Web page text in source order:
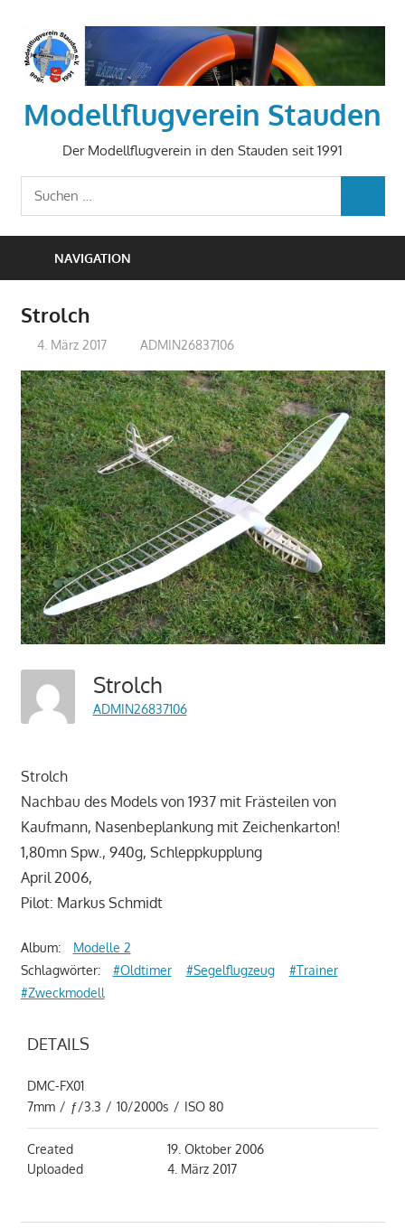
springen
Modellflugverein Stauden
Der Modellflugverein in den Stauden seit 1991
Suchen
NAVIGATION
Strolch
4. März 2017 ADMIN26837106
Strolch
ADMIN26837106
Strolch
Nachbau des Models von 1937 mit Frästeilen von
Kaufmann, Nasenbeplankung mit Zeichenkarton!
1,80mn Spw., 940g, Schleppkupplung
April 2006,
Pilot: Markus Schmidt
Album:
Modelle 2
Schlagwörter:
#Oldtimer #Segelflugzeug
#Trainer
#Zweckmodell
DETAILS
DMC-FX01
7mm / ƒ/3.3 / 10/2000s / ISO 80
Created
19. Oktober 2006
Uploaded
4. März 2017